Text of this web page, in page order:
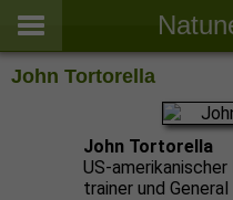
John Tortorella
John Tortorella
US-
trainer und